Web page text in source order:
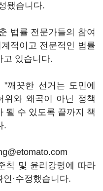
됐습니다.
법률 전문가들의 참여
적이고 전문적인 법률
고 있습니다.
깨끗한 선거는 도민에
위와 왜곡이 아닌 정책
될 수 있도록 끝까지 책
.
칙 및 윤리강령에 따라
·수정했습니다.